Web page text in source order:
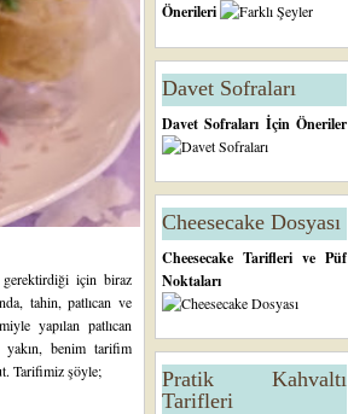
için biraz
tahin, patlıcan ve
yapılan patlıcan
benim tarifim
Tarifimiz şöyle;
Önerileri
Davet Sofraları
Davet Sofraları İçin Öneriler
Cheesecake Dosyası
Cheesecake Tarifleri ve Püf
Noktaları
Pratik Kahvaltı
Tarifleri